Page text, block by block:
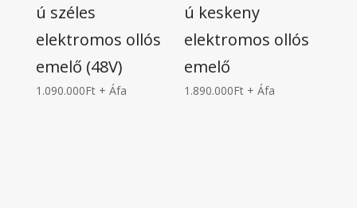
ú széles
elektromos ollós
emelő (48V)
1.090.000Ft + Áfa
ú keskeny
elektromos ollós
emelő
1.890.000Ft + Áfa